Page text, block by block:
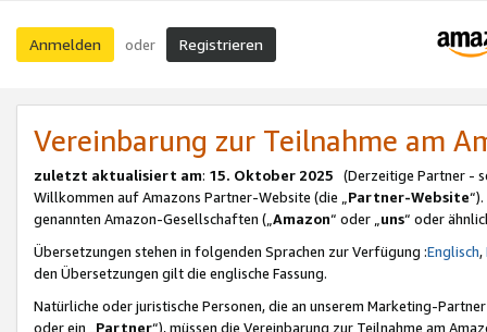
Anmelden oder Registrieren
Vereinbarung zur Teilnahme am
zuletzt aktualisiert am: 15. Oktober 2025 (Derzeitige Partner -
Willkommen auf Amazons Partner-Website (die „Partner-Website
genannten Amazon-Gesellschaften („Amazon“ oder „uns“ oder
Übersetzungen stehen in folgenden Sprachen zur Verfügung :Englisch,
den Übersetzungen gilt die englische Fassung.
Natürliche oder juristische Personen, die an unserem Marketing-
oder ein „Partner“), müssen die Vereinbarung zur Teilnahme am